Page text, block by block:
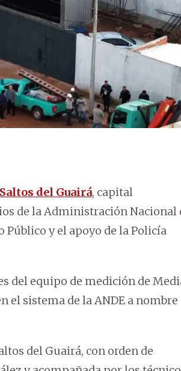
Saltos del Guairá, capital
de la Administración Nacional
y el apoyo de la Policía
del equipo de medición de
el sistema de la ANDE a nombre
del Guairá, con orden de